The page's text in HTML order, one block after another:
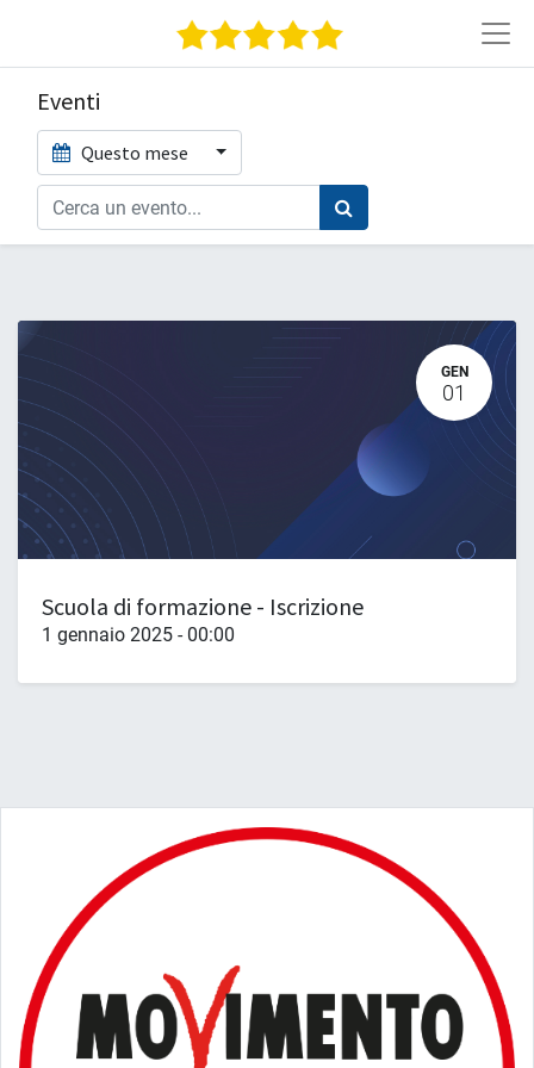
Eventi
Questo mese
GEN
01
Scuola di formazione - Iscrizione
1 gennaio 2025 - 00:00